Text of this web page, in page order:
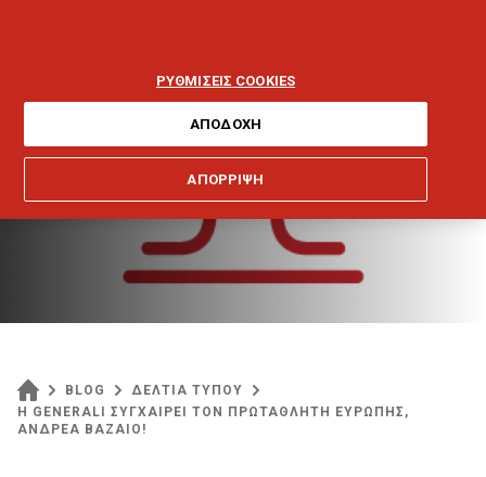
Ανδρέα Βαζαίο!
BLOG
ΔΕΛΤΙΑ ΤΥΠΟΥ
Η GENERALI ΣΥΓΧΑΙΡΕΙ ΤΟΝ ΠΡΩΤΑΘΛΗΤΗ ΕΥΡΩΠΗΣ,
ΑΝΔΡΕΑ ΒΑΖΑΙΟ!
ΡΥΘΜΙΣΕΙΣ COOKIES
ΑΠΟΡΡΙΨΗ
ΑΠΟΔΟΧΗ